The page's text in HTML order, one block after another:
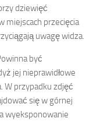
dziewięć
miejscach przecięcia
uwagę widza.
być
jej nieprawidłowe
W przypadku zdjęć
się w górnej
wyeksponowanie